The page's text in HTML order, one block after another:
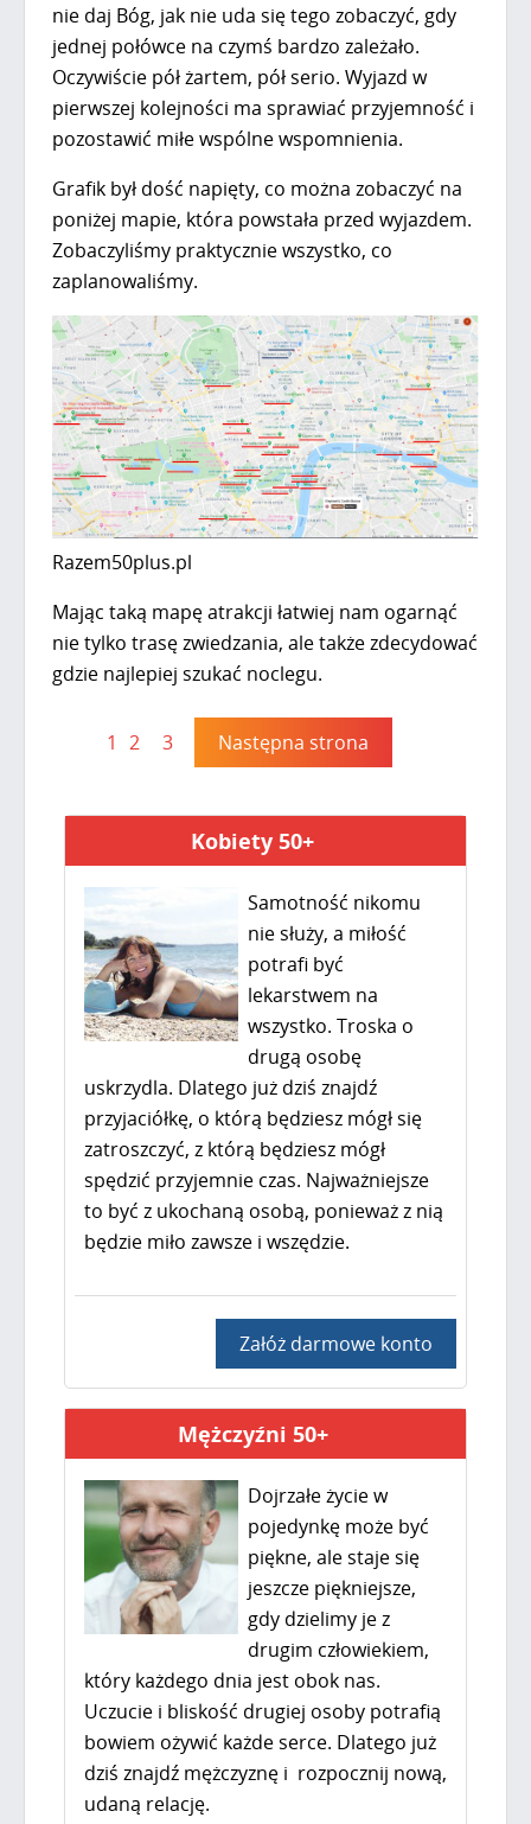
nie daj Bóg, jak nie uda się tego zobaczyć, gdy
jednej połówce na czymś bardzo zależało.
Oczywiście pół żartem, pół serio. Wyjazd w
pierwszej kolejności ma sprawiać przyjemność i
pozostawić miłe wspólne wspomnienia.
Grafik był dość napięty, co można zobaczyć na
poniżej mapie, która powstała przed wyjazdem.
Zobaczyliśmy praktycznie wszystko, co
zaplanowaliśmy.
Razem50plus.pl
Mając taką mapę atrakcji łatwiej nam ogarnąć
nie tylko trasę zwiedzania, ale także zdecydować
gdzie najlepiej szukać noclegu.
1 2 3 Następna strona
Kobiety 50+
Samotność nikomu
nie służy, a miłość
potrafi być
lekarstwem na
wszystko. Troska o
drugą osobę
uskrzydla. Dlatego już dziś znajdź
przyjaciółkę, o którą będziesz mógł się
zatroszczyć, z którą będziesz mógł
spędzić przyjemnie czas. Najważniejsze
to być z ukochaną osobą, ponieważ z nią
będzie miło zawsze i wszędzie.
Załóż darmowe konto
Mężczyźni 50+
Dojrzałe życie w
pojedynkę może być
piękne, ale staje się
jeszcze piękniejsze,
gdy dzielimy je z
drugim człowiekiem,
który każdego dnia jest obok nas.
Uczucie i bliskość drugiej osoby potrafią
bowiem ożywić każde serce. Dlatego już
dziś znajdź mężczyznę i rozpocznij nową,
udaną relację.